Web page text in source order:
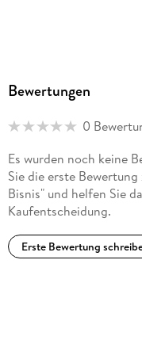
Bewertungen
0
Es wurden noch keine
Sie die erste
Bisnis" und helfen Sie
Kaufentscheidung.
Erste Bewertung